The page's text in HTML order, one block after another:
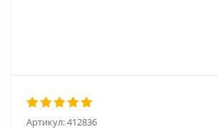
Артикул:412836